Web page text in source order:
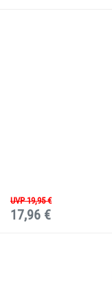
UVP 19,95 €
17,96 €